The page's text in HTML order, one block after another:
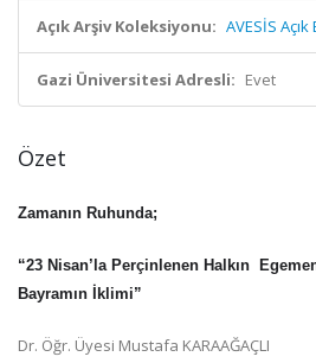
Açık Arşiv Koleksiyonu: AVESİS
Gazi Üniversitesi Adresli: Evet
Özet
Zamanın Ruhunda;
“23 Nisan’la Perçinlenen Halkın
Bayramın İklimi”
Dr. Öğr. Üyesi Mustafa KARAAĞAÇLI